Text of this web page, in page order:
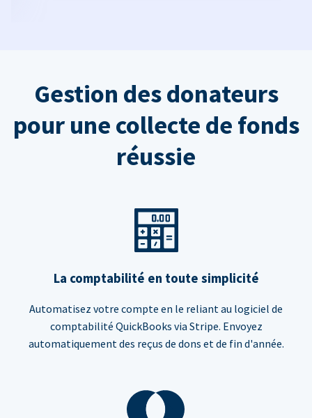
Gestion des donateurs
pour une collecte de fonds
réussie
La comptabilité en toute simplicité
Automatisez votre compte en le reliant au logiciel de
comptabilité QuickBooks via Stripe. Envoyez
automatiquement des reçus de dons et de fin d'année.